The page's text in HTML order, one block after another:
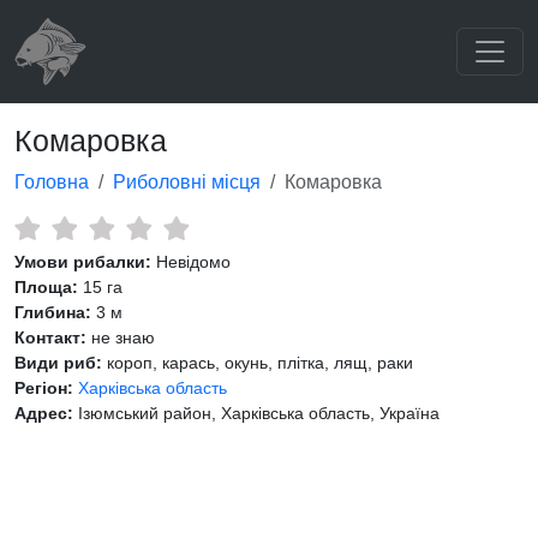
Комаровка
Головна Риболовні місця Комаровка
Умови рибалки: Невідомо
Площа: 15 га
Глибина: 3 м
Контакт: не знаю
Види риб: короп, карась, окунь, плітка, лящ, раки
Регіон: Харківська область
Адрес: Ізюмський район, Харківська область, Україна